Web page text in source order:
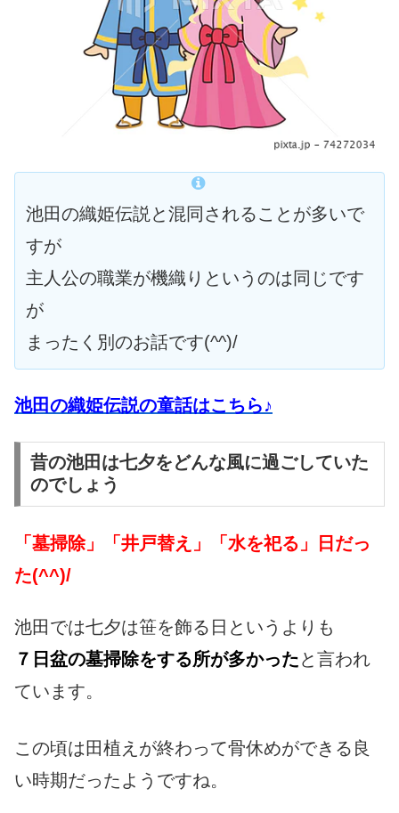
池田の織姫伝説と混同されることが多いで
すが
主人公の職業が機織りというのは同じです
が
まったく別のお話です(^^)/
池田の織姫伝説の童話はこちら♪
昔の池田は七夕をどんな風に過ごしていた
のでしょう
「墓掃除」「井戸替え」「水を祀る」日だっ
た(^^)/
池田では七夕は笹を飾る日というよりも
７日盆の墓掃除をする所が多かったと言われ
ています。
この頃は田植えが終わって骨休めができる良
い時期だったようですね。